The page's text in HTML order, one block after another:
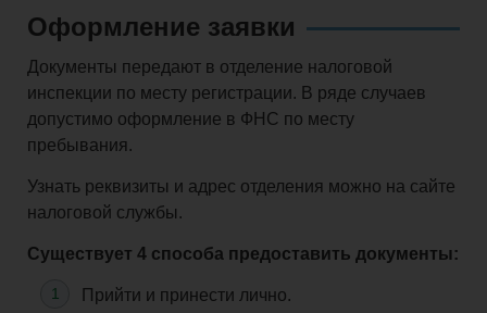
Оформление заявки
Документы передают в отделение налоговой
инспекции по месту регистрации. В ряде случаев
допустимо оформление в ФНС по месту
пребывания.
Узнать реквизиты и адрес отделения можно на сайте
налоговой службы.
Существует 4 способа предоставить документы:
Прийти и принести лично.